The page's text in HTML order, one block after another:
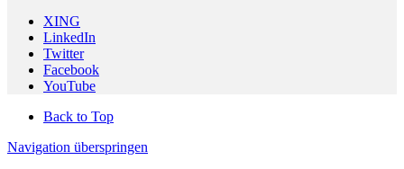
XING
LinkedIn
Twitter
Facebook
YouTube
Back to Top
Navigation überspringen